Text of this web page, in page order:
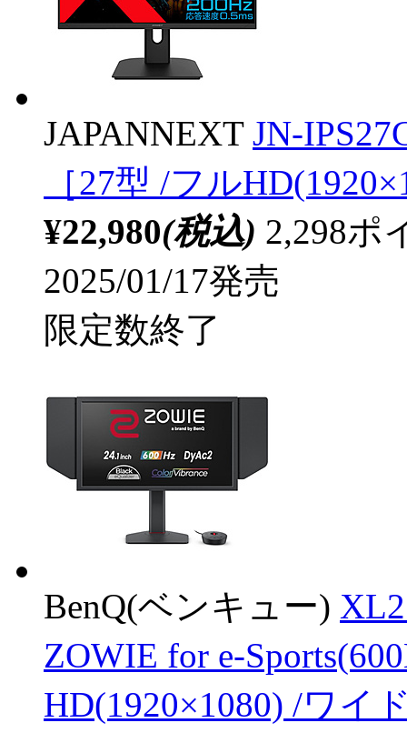
JAPANNEXT JN-
［27型 /フル
¥22,980(税込) 2,298ポ
2025/01/17発売
限定数終了
BenQ(ベンキュー)
ZOWIE for e-
HD(1920×1080) /ワイ